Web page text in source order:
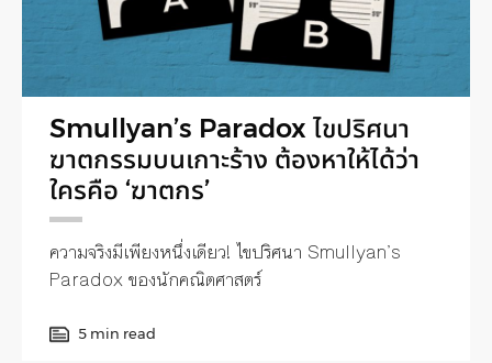
Smullyan’s Paradox ไขปริศนา
ฆาตกรรมบนเกาะร้าง ต้องหาให้ได้ว่า
ใครคือ ‘ฆาตกร’
ความจริงมีเพียงหนึ่งเดียว! ไขปริศนา Smullyan’s
Paradox ของนักคณิตศาสตร์
5 min read